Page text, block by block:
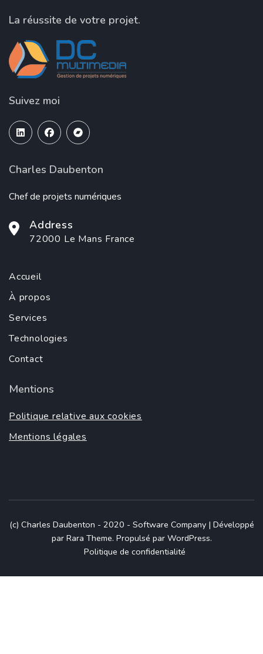
La réussite de votre projet.
Suivez moi
Charles Daubenton
Chef de projets numériques
Address
72000 Le Mans France
Accueil
À propos
Services
Technologies
Contact
Mentions
Politique relative aux cookies
Mentions légales
(c) Charles Daubenton - 2020 - Software Company | Développé
par Rara Theme. Propulsé par WordPress.
Politique de confidentialité